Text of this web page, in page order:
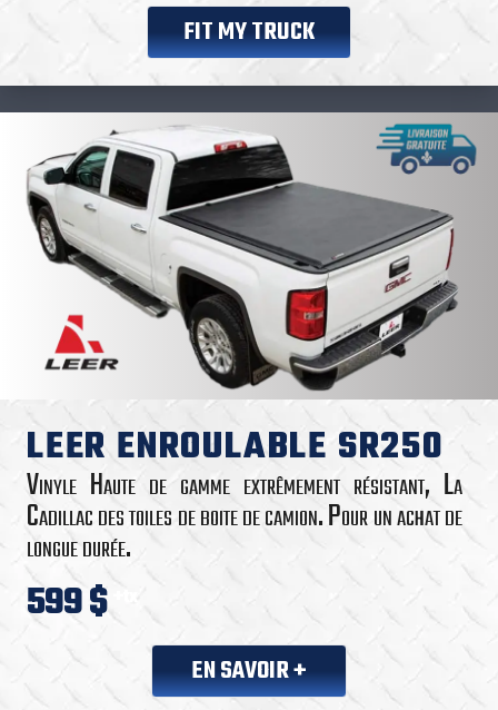
FIT MY TRUCK
LEER ENROULABLE SR250
Vinyle Haute de gamme extrêmement résistant, La
Cadillac des toiles de boite de camion. Pour un achat de
longue durée.
599 $
EN SAVOIR +